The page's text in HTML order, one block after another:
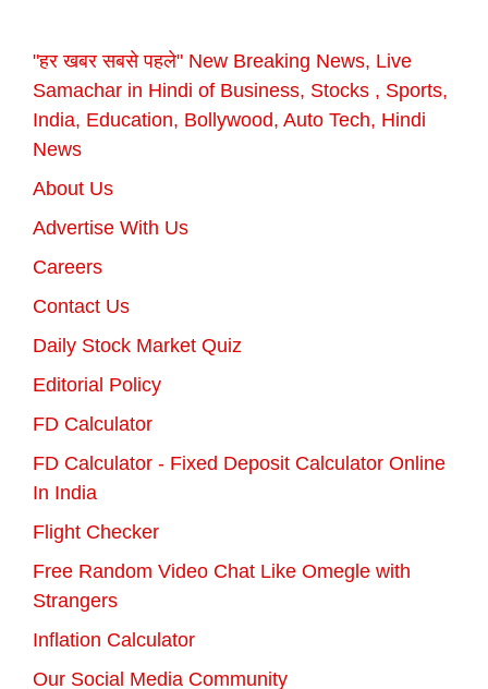
"हर खबर सबसे पहले" New Breaking News, Live
Samachar in Hindi of Business, Stocks , Sports,
India, Education, Bollywood, Auto Tech, Hindi
News
About Us
Advertise With Us
Careers
Contact Us
Daily Stock Market Quiz
Editorial Policy
FD Calculator
FD Calculator - Fixed Deposit Calculator Online
In India
Flight Checker
Free Random Video Chat Like Omegle with
Strangers
Inflation Calculator
Our Social Media Community